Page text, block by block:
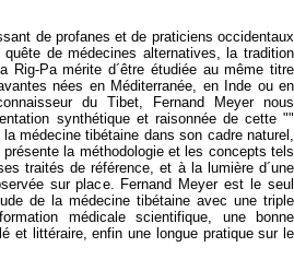
de profanes et de praticiens occidentaux
de médecines alternatives, la tradition
Rig-Pa mérite d´être étudiée au même titre
nées en Méditerranée, en Inde ou en
du Tibet, Fernand Meyer nous
synthétique et raisonnée de cette ""
médecine tibétaine dans son cadre naturel,
la méthodologie et les concepts tels
traités de référence, et à la lumière d´une
sur place. Fernand Meyer est le seul
de la médecine tibétaine avec une triple
médicale scientifique, une bonne
et littéraire, enfin une longue pratique sur le